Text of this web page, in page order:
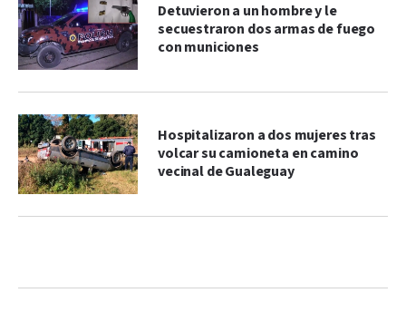
Detuvieron a un hombre y le
secuestraron dos armas de fuego
con municiones
Hospitalizaron a dos mujeres tras
volcar su camioneta en camino
vecinal de Gualeguay